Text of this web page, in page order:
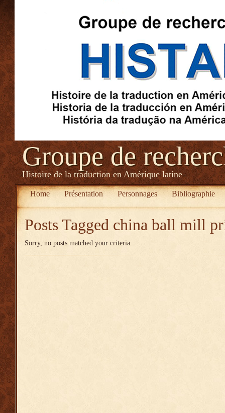
Groupe de
Histoire de la traduction en Amérique latine
Home Présentation Personnages Bibliographie
Posts Tagged china ball mill
Sorry, no posts matched your criteria.